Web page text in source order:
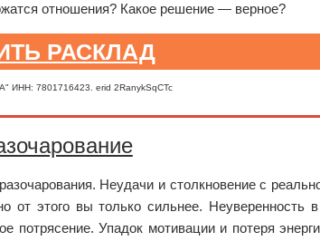
отношения? Какое решение — верное?
РАСКЛАД
ИНН: 7801716423. erid 2RanykSqCTc
Неудачи и столкновение с
от этого вы только сильнее. Неуверенность
потрясение. Упадок мотивации и потеря